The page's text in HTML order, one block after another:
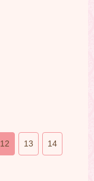
12 13 14